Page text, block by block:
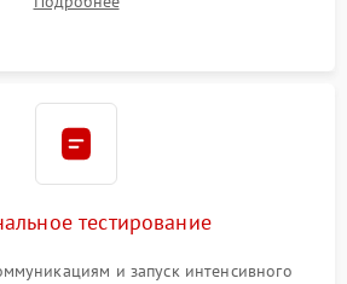
и установка датчика поплавка.
тестирование
и запуск интенсивного